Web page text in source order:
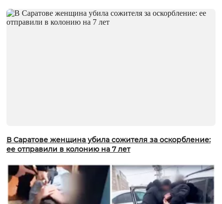
В Саратове женщина убила сожителя за оскорбление:
ее отправили в колонию на 7 лет